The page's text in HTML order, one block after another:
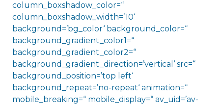
column_boxshadow_color=“
column_boxshadow_width=’10‘
background=’bg_color‘ background_color=“
background_gradient_color1=“
background_gradient_color2=“
background_gradient_direction=’vertical‘ src=“
background_position=’top left‘
background_repeat=’no-repeat‘ animation=“
mobile_breaking=“ mobile_display=“ av_uid=’av-